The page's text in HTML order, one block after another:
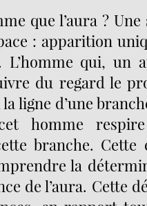
que l’aura ?
: apparition
qui, un
du regard le
ligne d’une
homme
branche. Cette
la
de l’aura. Cette